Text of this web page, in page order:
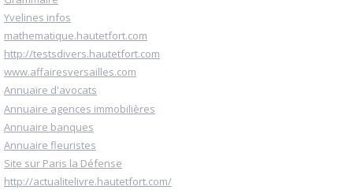
Yvelines infos
mathematique.hautetfort.com
http://testsdivers.hautetfort.com
www.affairesversailles.com
Annuaire d'avocats
Annuaire agences immobilières
Annuaire banques
Annuaire fleuristes
Site sur Paris la Défense
http://actualitelivre.hautetfort.com/